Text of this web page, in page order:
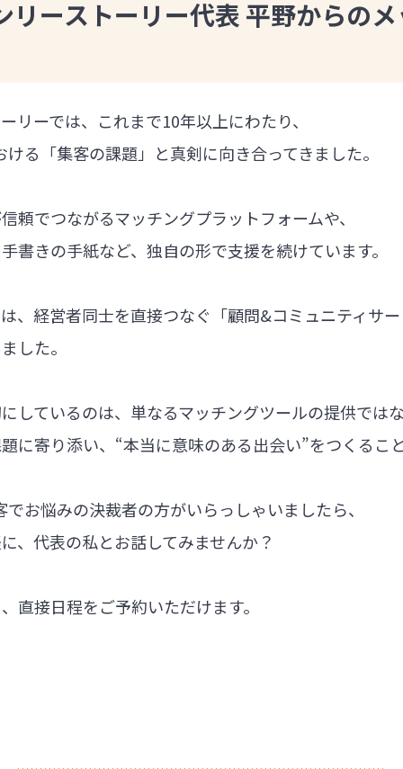
リーストーリー代表 平野からの
リーでは、これまで10年以上にわたり、
る「集客の課題」と真剣に向き合ってきました。
頼でつながるマッチングプラットフォームや、
書きの手紙など、独自の形で支援を続けています。
、経営者同士を直接つなぐ「顧問&コミュニティサ
した。
しているのは、単なるマッチングツールの提供では
に寄り添い、“本当に意味のある出会い”をつくるこ
お悩みの決裁者の方がいらっしゃいましたら、
、代表の私とお話してみませんか？
直接日程をご予約いただけます。